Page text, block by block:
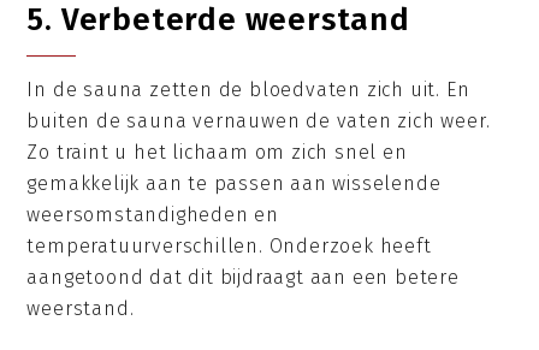
5. Verbeterde weerstand
In de sauna zetten de bloedvaten zich uit. En
buiten de sauna vernauwen de vaten zich weer.
Zo traint u het lichaam om zich snel en
gemakkelijk aan te passen aan wisselende
weersomstandigheden en
temperatuurverschillen. Onderzoek heeft
aangetoond dat dit bijdraagt aan een betere
weerstand.